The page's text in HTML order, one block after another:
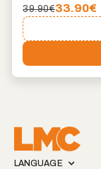
39.90€33.90€
LANGUAGE